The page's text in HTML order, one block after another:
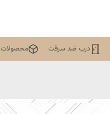
درب ضد سرقت محصولات